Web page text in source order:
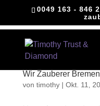
0049 163 - 846
Wir Zauberer
von timothy| Okt. 11,